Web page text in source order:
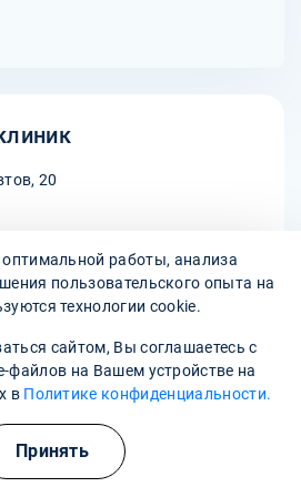
20
работы, анализа
пользовательского опыта на
технологии cookie.
сайтом, Вы соглашаетесь с
файлов на Вашем устройстве на
в Политике конфиденциальности.
Принять